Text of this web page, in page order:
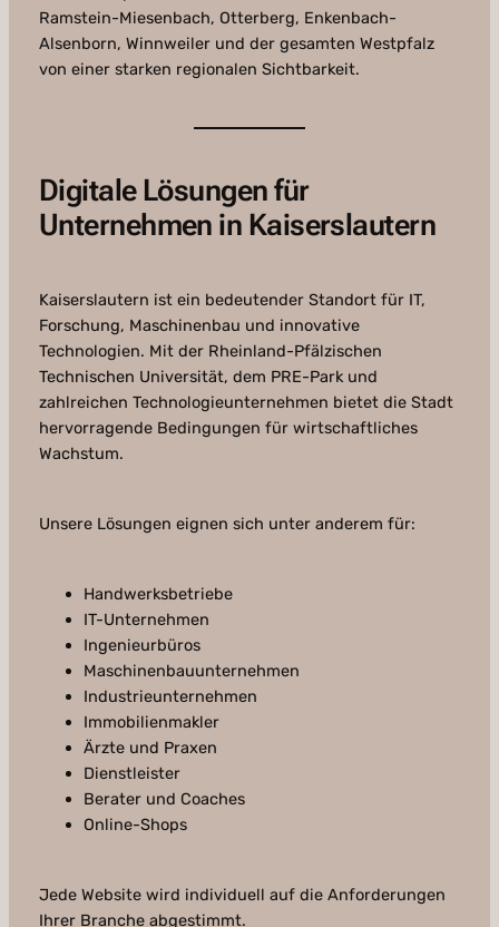
Ramstein-Miesenbach, Otterberg, Enkenbach-
Alsenborn, Winnweiler und der gesamten Westpfalz
von einer starken regionalen Sichtbarkeit.
Digitale Lösungen für
Unternehmen in Kaiserslautern
Kaiserslautern ist ein bedeutender Standort für IT,
Forschung, Maschinenbau und innovative
Technologien. Mit der Rheinland-Pfälzischen
Technischen Universität, dem PRE-Park und
zahlreichen Technologieunternehmen bietet die Stadt
hervorragende Bedingungen für wirtschaftliches
Wachstum.
Unsere Lösungen eignen sich unter anderem für:
Handwerksbetriebe
IT-Unternehmen
Ingenieurbüros
Maschinenbauunternehmen
Industrieunternehmen
Immobilienmakler
Ärzte und Praxen
Dienstleister
Berater und Coaches
Online-Shops
Jede Website wird individuell auf die Anforderungen
Ihrer Branche abgestimmt.